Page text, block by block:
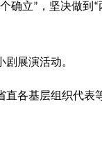
立”，坚决做到
展演活动。
各基层组织代表